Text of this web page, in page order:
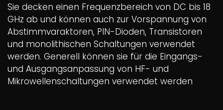
Sie decken einen Frequenzbereich von DC bis 18
GHz ab und können auch zur Vorspannung von
Abstimmvaraktoren, PIN-Dioden, Transistoren
und monolithischen Schaltungen verwendet
werden. Generell können sie für die Eingangs-
und Ausgangsanpassung von HF- und
Mikrowellenschaltungen verwendet werden